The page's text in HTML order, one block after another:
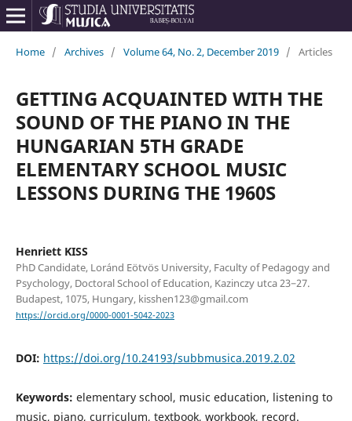
Home / Archives / Volume 64, No. 2, December 2019 / Articles
GETTING ACQUAINTED WITH THE
SOUND OF THE PIANO IN THE
HUNGARIAN 5TH GRADE
ELEMENTARY SCHOOL MUSIC
LESSONS DURING THE 1960S
Henriett KISS
PhD Candidate, Loránd Eötvös University, Faculty of Pedagogy and
Psychology, Doctoral School of Education, Kazinczy utca 23−27.
Budapest, 1075, Hungary, kisshen123@gmail.com
https://orcid.org/0000-0001-5042-2023
DOI: https://doi.org/10.24193/subbmusica.2019.2.02
Keywords: elementary school, music education, listening to
music, piano, curriculum, textbook, workbook, record.